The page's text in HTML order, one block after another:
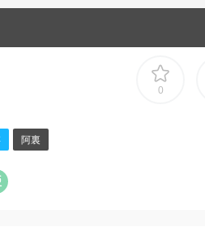
0
阿裏